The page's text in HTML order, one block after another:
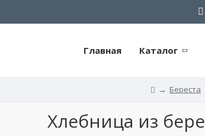
Главная Каталог
Береста
Хлебница из